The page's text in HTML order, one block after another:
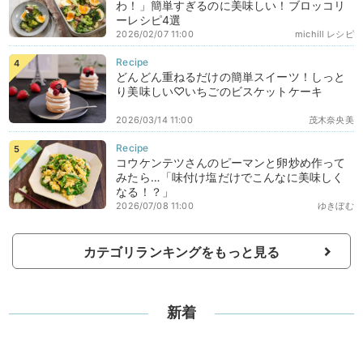
わ！」簡単すぎるのに美味しい！ブロッコリ
ーレシピ4選
michill レシピ
2026/02/07 11:00
どんどん重ねるだけの簡単スイーツ！しっと
り美味しい♡いちごのビスケットケーキ
茂木奈央美
2026/03/14 11:00
コウケンテツさんのピーマンと卵炒め作って
みたら…「味付け塩だけでこんなに美味しく
なる！？」
ゆきぼむ
2026/07/08 11:00
カテゴリランキングをもっと見る
新着